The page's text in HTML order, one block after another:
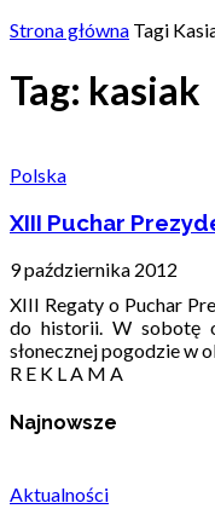
Strona główna Tagi
Tag: kasiak
Polska
XIII Puchar
9 października 2012
XIII Regaty o Puchar
do historii. W sobotę
słonecznej pogodzie w
R E K L A M A
Najnowsze
Aktualności